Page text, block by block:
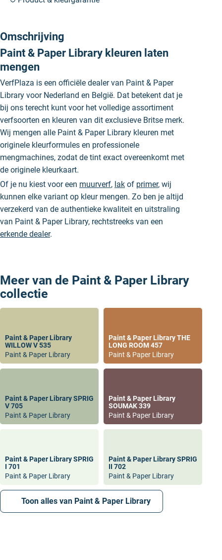
Omschrijving
Paint & Paper Library kleuren laten
mengen
VerfPlaza is een officiële dealer van Paint & Paper
Library voor Nederland en België. Dat betekent dat je
bij ons terecht kunt voor het volledige assortiment
verfsoorten en kleuren van dit exclusieve Britse merk.
Wij mengen alle Paint & Paper Library kleuren met
originele kleurformules en professionele
mengmachines, zodat de tint exact overeenkomt met
de originele kleurkaart.
Of je nu kiest voor een muurverf, lak of primer, wij
kunnen elke variant op kleur mengen. Zo ben je altijd
verzekerd van de authentieke kwaliteit en uitstraling
van Paint & Paper Library, rechtstreeks van een
erkende dealer.
Meer van de Paint & Paper Library
collectie
Paint & Paper Library
WILLOW V 535
Paint & Paper Library
Paint & Paper Library THE
LONG ROOM 457
Paint & Paper Library
Paint & Paper Library SPRIG
V 705
Paint & Paper Library
Paint & Paper Library
SOUMAK 339
Paint & Paper Library
Paint & Paper Library SPRIG
I 701
Paint & Paper Library
Paint & Paper Library SPRIG
II 702
Paint & Paper Library
Toon alles van Paint & Paper Library